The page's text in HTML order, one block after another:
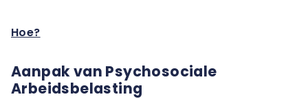
Hoe?
Aanpak van Psychosociale
Arbeidsbelasting